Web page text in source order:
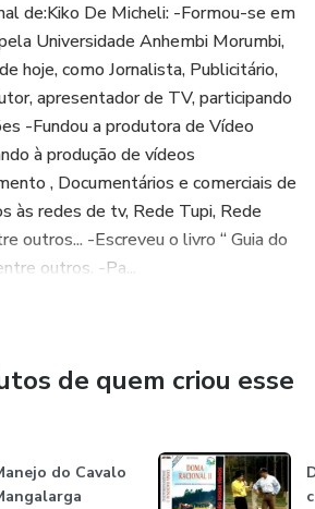
de:Kiko De Micheli: -Formou-se em
Universidade Anhembi Morumbi,
hoje, como Jornalista, Publicitário,
apresentador de TV, participando
-Fundou a produtora de Vídeo
à produção de vídeos
, Documentários e comerciais de
às redes de tv, Rede Tupi, Rede
outros... -Escreveu o livro “ Guia do
outros. -Pa...
de quem criou esse
do Cavalo